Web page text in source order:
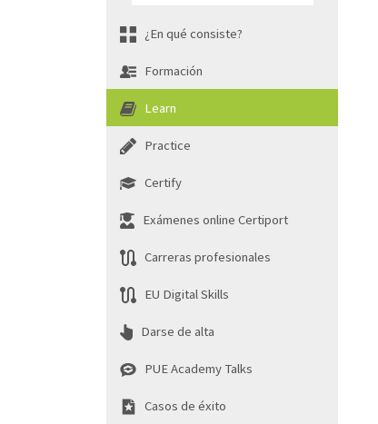
¿En qué consiste?
Formación
Learn
Practice
Certify
Exámenes online Certiport
Carreras profesionales
EU Digital Skills
Darse de alta
PUE Academy Talks
Casos de éxito